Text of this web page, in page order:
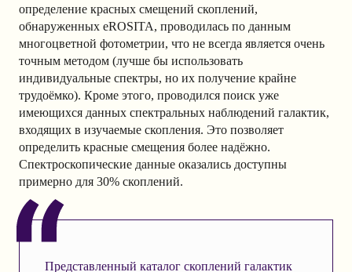
определение красных смещений скоплений,
обнаруженных eROSITA, проводилась по данным
многоцветной фотометрии, что не всегда является очень
точным методом (лучше бы использовать
индивидуальные спектры, но их получение крайне
трудоёмко). Кроме этого, проводился поиск уже
имеющихся данных спектральных наблюдений галактик,
входящих в изучаемые скопления. Это позволяет
определить красные смещения более надёжно.
Спектроскопические данные оказались доступны
примерно для 30% скоплений.
Представленный каталог скоплений галактик